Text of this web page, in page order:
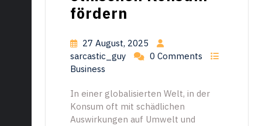
fördern
27 August, 2025
sarcastic_guy
0 Comments
Business
In einer globalisierten Welt, in der
Konsum oft mit schädlichen
Auswirkungen auf Umwelt und